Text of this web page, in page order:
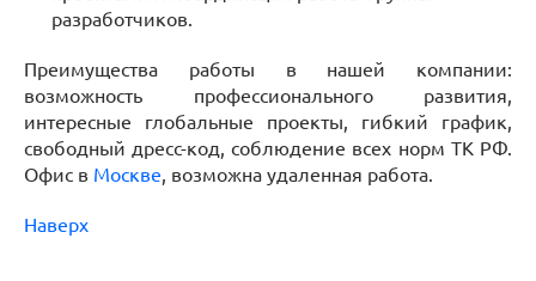
разработчиков.
Преимущества работы в нашей компании:
возможность профессионального развития,
интересные глобальные проекты, гибкий график,
свободный дресс-код, соблюдение всех норм ТК РФ.
Офис в Москве, возможна удаленная работа.
Наверх